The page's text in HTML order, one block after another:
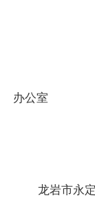
办公室
龙岩市永